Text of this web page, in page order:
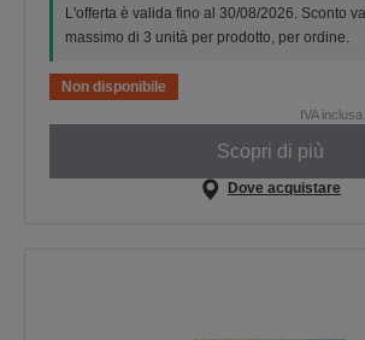
L'offerta è valida fino al 30/08/2026. Sconto
massimo di 3 unità per prodotto, per ordine.
Non disponibile
IVA
Scopri di più
Dove acquistare